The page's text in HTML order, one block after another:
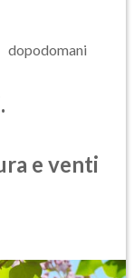
dopodomani
e venti